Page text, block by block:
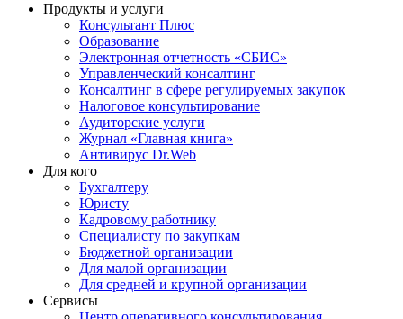
Продукты и услуги
Консультант Плюс
Образование
Электронная отчетность «СБИС»
Управленческий консалтинг
Консалтинг в сфере регулируемых закупок
Налоговое консультирование
Аудиторские услуги
Журнал «Главная книга»
Антивирус Dr.Web
Для кого
Бухгалтеру
Юристу
Кадровому работнику
Специалисту по закупкам
Бюджетной организации
Для малой организации
Для средней и крупной организации
Сервисы